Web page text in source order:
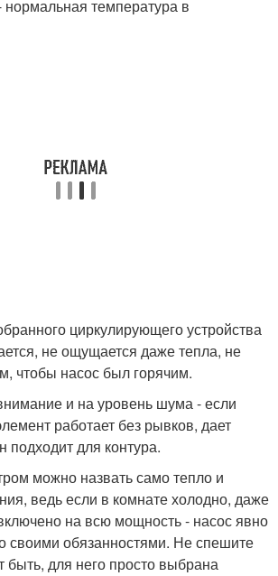
температура в
циркулирующего устройства
не ощущается даже тепла, не
чтобы насос был горячим.
и на уровень шума - если
работает без рывков, дает
подходит для контура.
можно назвать само тепло и
ведь если в комнате холодно, даже
на всю мощность - насос явно
своими обязанностями. Не спешите
быть, для него просто выбрана